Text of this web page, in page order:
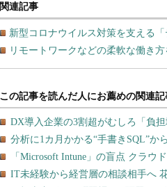
関連記事
新型コロナウイルス対策を支える
リモートワークなどの柔軟な働き